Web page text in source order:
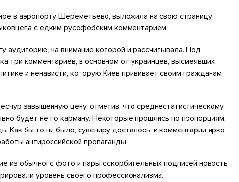
в аэропорту Шереметьево, выложила на свою страницу
с едким русофобским комментарием.
аудиторию, на внимание которой и рассчитывала. Под
три комментариев, в основном от украинцев, высмеявших
и ненависти, которую Киев прививает своим гражданам
завышенную цену, отметив, что среднестатистическому
будет не по карману. Некоторые прошлись по пропорциям,
Как бы то ни было, сувениру досталось, и комментарии ярко
антироссийской пропаганды.
из обычного фото и пары оскорбительных подписей новость
уровень своего профессионализма.